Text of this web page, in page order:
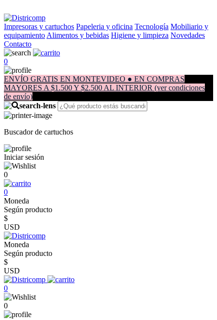
Impresoras y cartuchos Papeleria y oficina Tecnología Mobiliario y
equipamiento Alimentos y bebidas Higiene y limpieza Novedades
Contacto
0
ENVÍO GRATIS EN MONTEVIDEO ● EN COMPRAS
MAYORES A $1.500 Y $2.500 AL INTERIOR (ver condiciones
de envío)
Buscador de cartuchos
Iniciar sesión
0
0
Moneda
Según producto
$
USD
Moneda
Según producto
$
USD
0
0